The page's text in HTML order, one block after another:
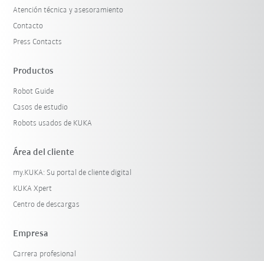
Restablecer filtro
Atención técnica y asesoramiento
Contacto
Press Contacts
Productos
Robot Guide
Casos de estudio
Robots usados de KUKA
Área del cliente
my.KUKA: Su portal de cliente digital
KUKA Xpert
Centro de descargas
Empresa
Carrera profesional